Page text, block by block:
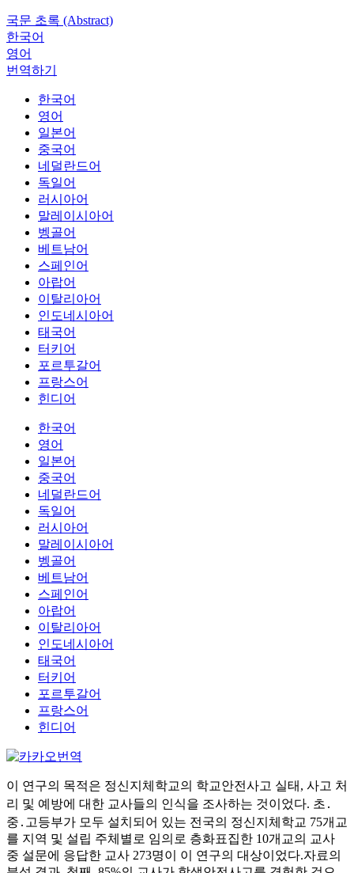
국문 초록 (Abstract)
한국어
영어
번역하기
한국어
영어
일본어
중국어
네덜란드어
독일어
러시아어
말레이시아어
벵골어
베트남어
스페인어
아랍어
이탈리아어
인도네시아어
태국어
터키어
포르투갈어
프랑스어
힌디어
한국어
영어
일본어
중국어
네덜란드어
독일어
러시아어
말레이시아어
벵골어
베트남어
스페인어
아랍어
이탈리아어
인도네시아어
태국어
터키어
포르투갈어
프랑스어
힌디어
이 연구의 목적은 정신지체학교의 학교안전사고 실태, 사고 처
리 및 예방에 대한 교사들의 인식을 조사하는 것이었다. 초․
중․고등부가 모두 설치되어 있는 전국의 정신지체학교 75개교
를 지역 및 설립 주체별로 임의로 층화표집한 10개교의 교사
중 설문에 응답한 교사 273명이 이 연구의 대상이었다.자료의